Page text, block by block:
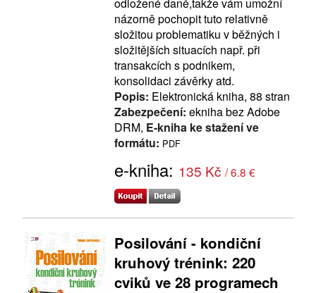
názorně pochopit tuto relativně
složitou problematiku v běžných i
složitějších situacích např. při
transakcích s podnikem,
konsolidaci závěrky atd.
Popis: Elektronická kniha, 88 stran
Zabezpečení: ekniha bez Adobe
DRM, E-kniha ke stažení ve
formátu: PDF
e-kniha: 135 Kč / 6.8 €
Posilování - kondiční
kruhový trénink: 220
cviků ve 28 programech